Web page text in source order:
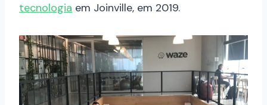
tecnologia em Joinville, em 2019.